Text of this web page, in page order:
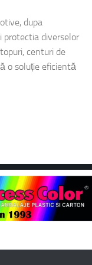
dupa
protectia diverselor
centuri de
o soluție eficientă